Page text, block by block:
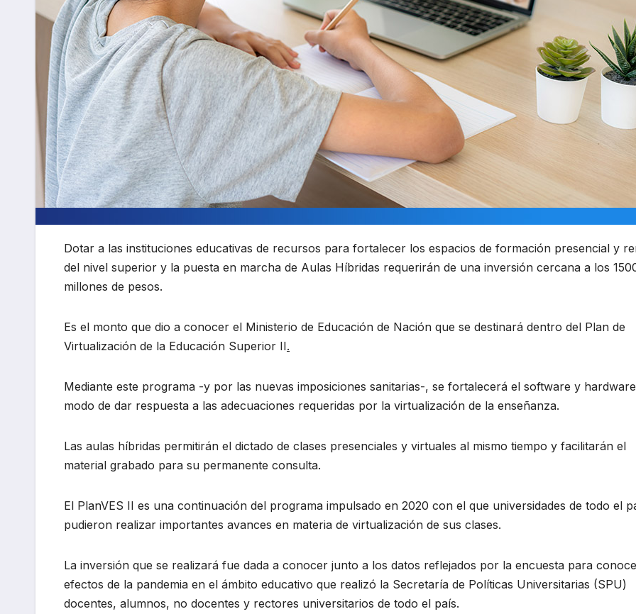
Dotar a las instituciones educativas de recursos para fortalecer los espacios de formación presencial y
del nivel superior y la puesta en marcha de Aulas Híbridas requerirán de una inversión cercana a los
millones de pesos.
Es el monto que dio a conocer el Ministerio de Educación de Nación que se destinará dentro del Plan de
Virtualización de la Educación Superior II.
Mediante este programa -y por las nuevas imposiciones sanitarias-, se fortalecerá el software y
modo de dar respuesta a las adecuaciones requeridas por la virtualización de la enseñanza.
Las aulas híbridas permitirán el dictado de clases presenciales y virtuales al mismo tiempo y facilitarán el
material grabado para su permanente consulta.
El PlanVES II es una continuación del programa impulsado en 2020 con el que universidades de todo el
pudieron realizar importantes avances en materia de virtualización de sus clases.
La inversión que se realizará fue dada a conocer junto a los datos reflejados por la encuesta para
efectos de la pandemia en el ámbito educativo que realizó la Secretaría de Políticas Universitarias (SPU)
docentes, alumnos, no docentes y rectores universitarios de todo el país.